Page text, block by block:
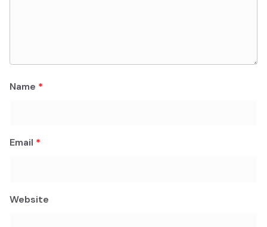
Name *
Email *
Website